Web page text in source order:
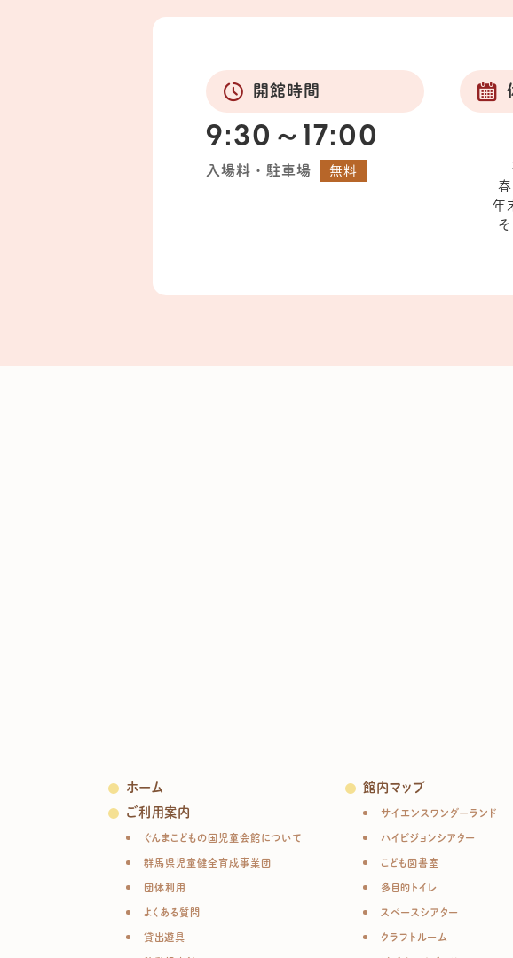
開館時間
9:30～17:00
入場料・駐車場 無料
年
ホーム
ご利用案内
ぐんまこどもの国児童会館について
群馬県児童健全育成事業団
団体利用
よくある質問
貸出遊具
館内マップ
サイエンスワンダーランド
ハイビジョンシアター
こども図書室
多目的トイレ
スペースシアター
クラフトルーム